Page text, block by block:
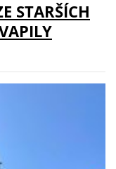
STARŠÍCH